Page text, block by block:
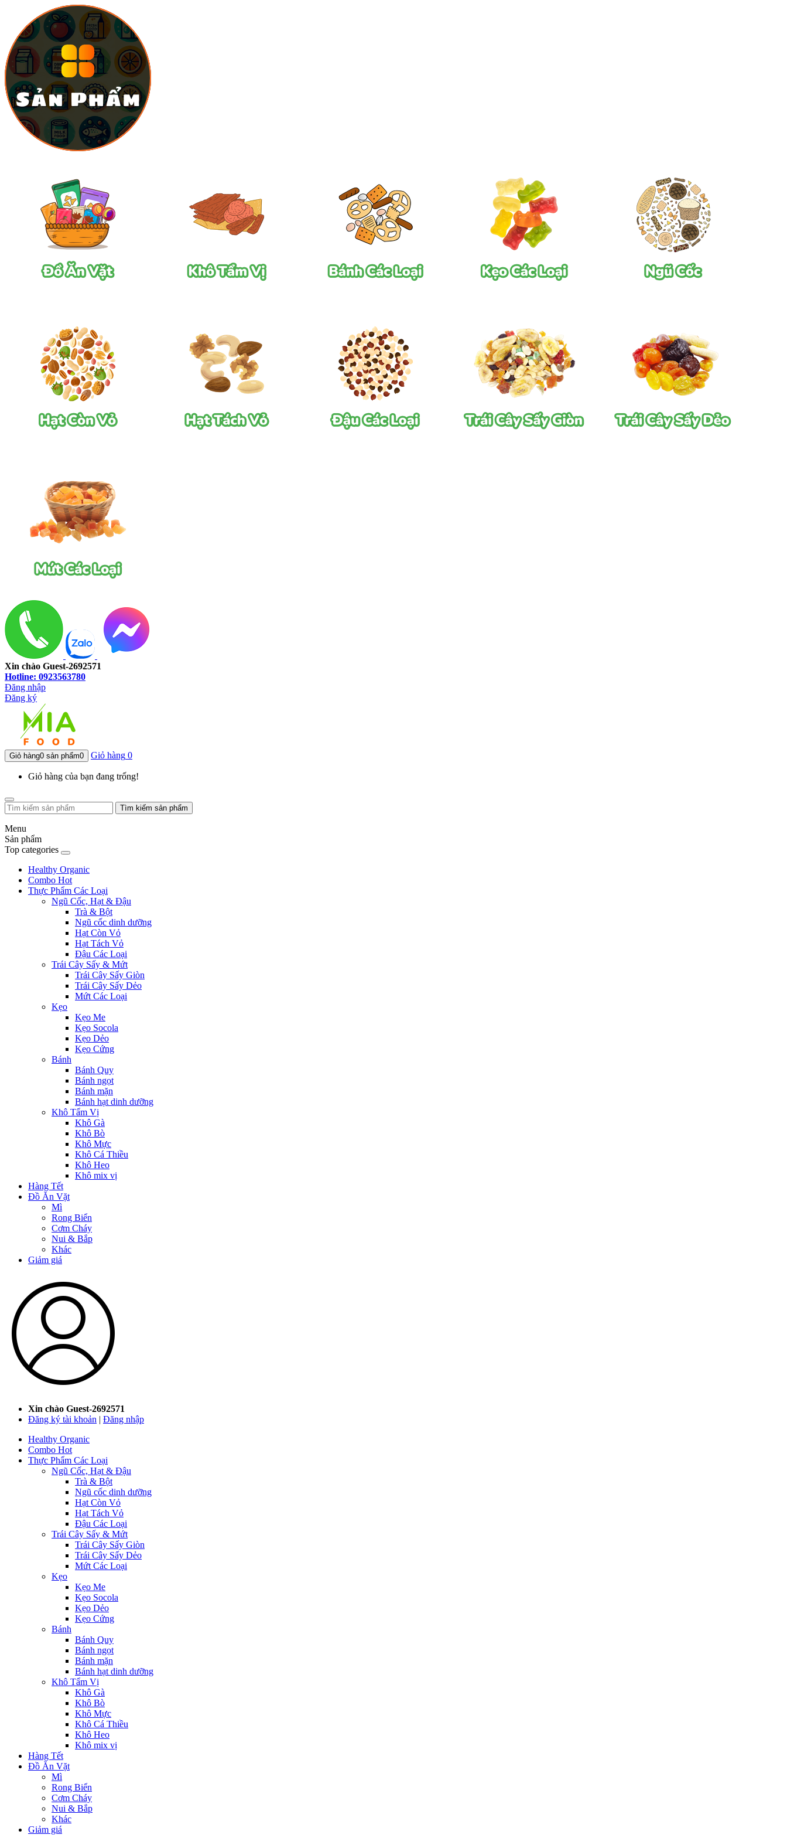
Xin chào Guest-2692571
Hotline: 0923563780
Đăng nhập
Đăng ký
Giỏ hàng0 sản phẩm0 Giỏ hàng 0
Giỏ hàng của bạn đang trống!
Tìm kiếm sản phẩm
Menu
Sản phẩm
Top categories
Healthy Organic
Combo Hot
Thực Phẩm Các Loại
Ngũ Cốc, Hạt & Đậu
Trà & Bột
Ngũ cốc dinh dưỡng
Hạt Còn Vỏ
Hạt Tách Vỏ
Đậu Các Loại
Trái Cây Sấy & Mứt
Trái Cây Sấy Giòn
Trái Cây Sấy Dẻo
Mứt Các Loại
Kẹo
Kẹo Me
Kẹo Socola
Kẹo Dẻo
Kẹo Cứng
Bánh
Bánh Quy
Bánh ngọt
Bánh mặn
Bánh hạt dinh dưỡng
Khô Tẩm Vị
Khô Gà
Khô Bò
Khô Mực
Khô Cá Thiều
Khô Heo
Khô mix vị
Hàng Tết
Đồ Ăn Vặt
Mì
Rong Biển
Cơm Cháy
Nui & Bắp
Khác
Giảm giá
Xin chào Guest-2692571
Đăng ký tài khoản | Đăng nhập
Healthy Organic
Combo Hot
Thực Phẩm Các Loại
Ngũ Cốc, Hạt & Đậu
Trà & Bột
Ngũ cốc dinh dưỡng
Hạt Còn Vỏ
Hạt Tách Vỏ
Đậu Các Loại
Trái Cây Sấy & Mứt
Trái Cây Sấy Giòn
Trái Cây Sấy Dẻo
Mứt Các Loại
Kẹo
Kẹo Me
Kẹo Socola
Kẹo Dẻo
Kẹo Cứng
Bánh
Bánh Quy
Bánh ngọt
Bánh mặn
Bánh hạt dinh dưỡng
Khô Tẩm Vị
Khô Gà
Khô Bò
Khô Mực
Khô Cá Thiều
Khô Heo
Khô mix vị
Hàng Tết
Đồ Ăn Vặt
Mì
Rong Biển
Cơm Cháy
Nui & Bắp
Khác
Giảm giá